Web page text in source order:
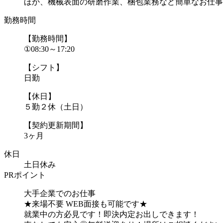
ほか、機械表面の研磨作業、梱包業務など簡単なお仕
勤務時間
【勤務時間】
①08:30～17:20
【シフト】
日勤
【休日】
５勤２休（土日）
【契約更新期間】
3ヶ月
休日
土日休み
PRポイント
大手企業でのお仕事
★来場不要 WEB面接も可能です★
就業中の方必見です！即決内定お出しできます！